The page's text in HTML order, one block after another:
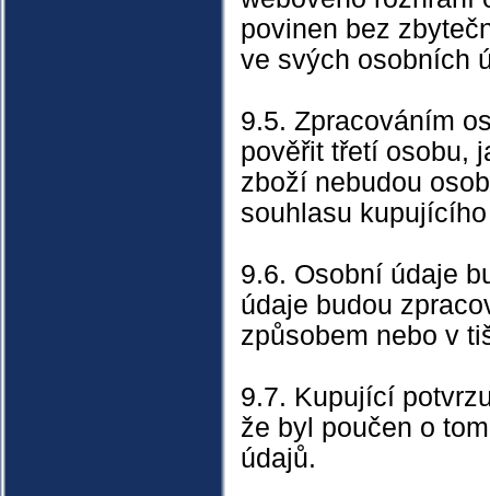
povinen bez
ve svých osobních
9.5. Zpracováním
pověřit třetí osobu,
zboží nebudou
souhlasu
9.6. Osobní údaje
údaje budou
způsobem nebo v
9.7. Kupující
že byl poučen o
údajů.